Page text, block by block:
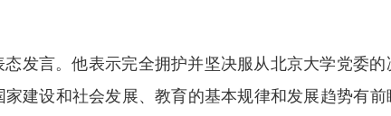
态发言。他表示完全拥护并坚决服从北京大学党委
建设和社会发展、教育的基本规律和发展趋势有